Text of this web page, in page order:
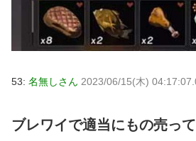
53: 名無しさん 2023/06/15(木)
ブレワイで適当にもの売っ